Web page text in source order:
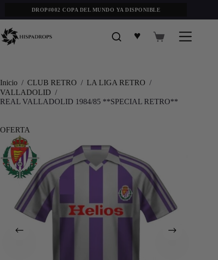
DROP#002 COPA DEL MUNDO YA DISPONIBLE
♥
Inicio / CLUB RETRO / LA LIGA RETRO /
VALLADOLID /
REAL VALLADOLID 1984/85 **SPECIAL RETRO**
OFERTA